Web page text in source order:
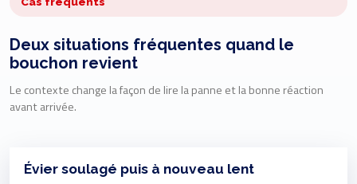
Deux situations fréquentes quand le
bouchon revient
Le contexte change la façon de lire la panne et la bonne réaction
avant arrivée.
Évier soulagé puis à nouveau lent